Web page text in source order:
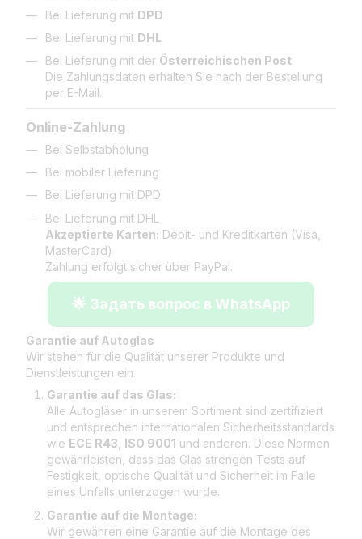
Bei Lieferung mit DPD
Bei Lieferung mit DHL
Bei Lieferung mit der Österreichischen Post
Die Zahlungsdaten erhalten Sie nach der Bestellung
per E-Mail.
Online-Zahlung
Bei Selbstabholung
Bei mobiler Lieferung
Bei Lieferung mit DPD
Bei Lieferung mit DHL
Akzeptierte Karten: Debit- und Kreditkarten (Visa,
MasterCard)
Zahlung erfolgt sicher über PayPal.
🌟 Задать вопрос в WhatsApp
Garantie auf Autoglas
Wir stehen für die Qualität unserer Produkte und
Dienstleistungen ein.
Garantie auf das Glas:
Alle Autogläser in unserem Sortiment sind zertifiziert
und entsprechen internationalen Sicherheitsstandards
wie ECE R43 ISO 9001 und anderen. Diese Normen
gewährleisten, dass das Glas strengen Tests auf
Festigkeit, optische Qualität und Sicherheit im Falle
eines Unfalls unterzogen wurde.
Garantie auf die Montage:
Wir gewähren eine Garantie auf die Montage des